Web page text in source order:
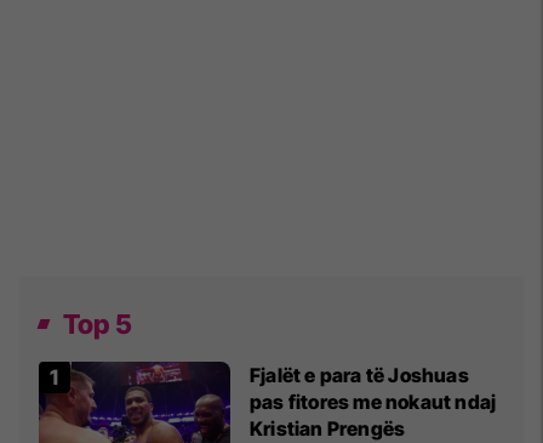
Top 5
Fjalët e para të Joshuas
pas fitores me nokaut ndaj
Kristian Prengës